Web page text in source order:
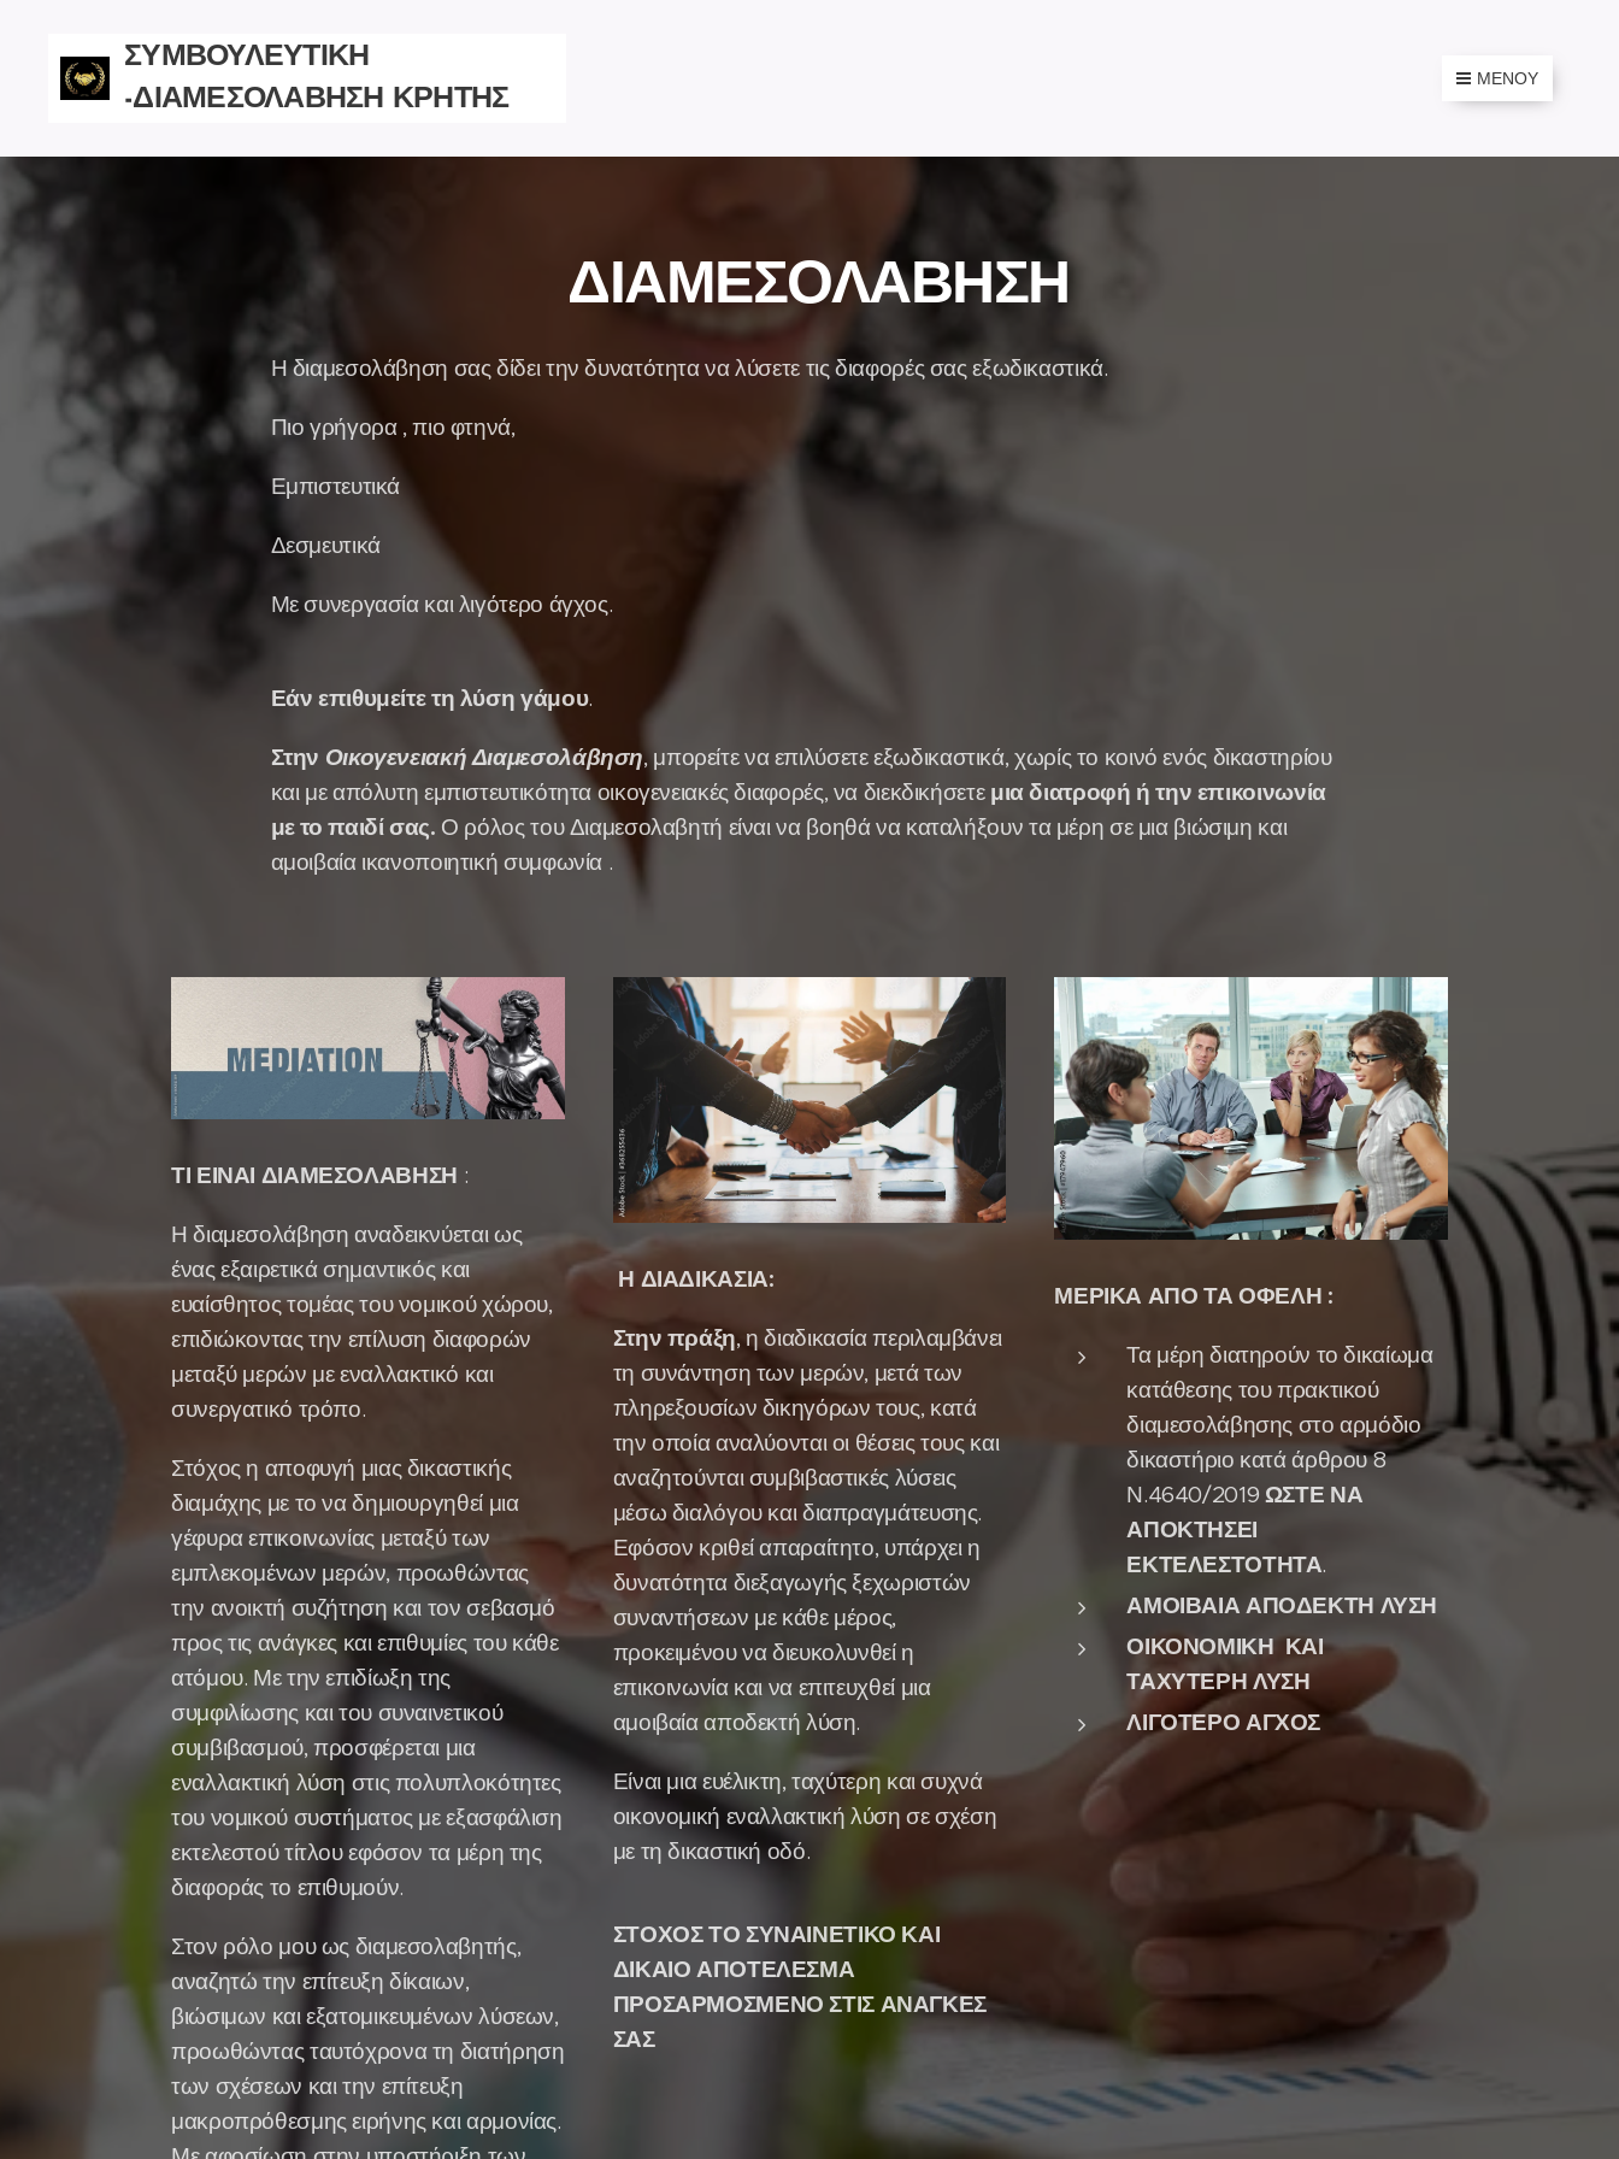
ΣΥΜΒΟΥΛΕΥΤΙΚΗ
-ΔΙΑΜΕΣΟΛΑΒΗΣΗ ΚΡΗΤΗΣ
ΜΕΝΟΎ
ΔΙΑΜΕΣΟΛΑΒΗΣΗ
Η διαμεσολάβηση σας δίδει την δυνατότητα να λύσετε τις διαφορές σας εξωδικαστικά.
Πιο γρήγορα , πιο φτηνά,
Εμπιστευτικά
Δεσμευτικά
Με συνεργασία και λιγότερο άγχος.
Εάν επιθυμείτε τη λύση γάμου.
Στην Οικογενειακή Διαμεσολάβηση, μπορείτε να επιλύσετε εξωδικαστικά, χωρίς το κοινό ενός δικαστηρίου
και με απόλυτη εμπιστευτικότητα οικογενειακές διαφορές, να διεκδικήσετε μια διατροφή ή την επικοινωνία
με το παιδί σας. Ο ρόλος του Διαμεσολαβητή είναι να βοηθά να καταλήξουν τα μέρη σε μια βιώσιμη και
αμοιβαία ικανοποιητική συμφωνία .
ΤΙ ΕΙΝΑΙ ΔΙΑΜΕΣΟΛΑΒΗΣΗ :
Η διαμεσολάβηση αναδεικνύεται ως
ένας εξαιρετικά σημαντικός και
ευαίσθητος τομέας του νομικού χώρου,
επιδιώκοντας την επίλυση διαφορών
μεταξύ μερών με εναλλακτικό και
συνεργατικό τρόπο.
Στόχος η αποφυγή μιας δικαστικής
διαμάχης με το να δημιουργηθεί μια
γέφυρα επικοινωνίας μεταξύ των
εμπλεκομένων μερών, προωθώντας
την ανοικτή συζήτηση και τον σεβασμό
προς τις ανάγκες και επιθυμίες του κάθε
ατόμου. Με την επιδίωξη της
συμφιλίωσης και του συναινετικού
συμβιβασμού, προσφέρεται μια
εναλλακτική λύση στις πολυπλοκότητες
του νομικού συστήματος με εξασφάλιση
εκτελεστού τίτλου εφόσον τα μέρη της
διαφοράς το επιθυμούν.
Στον ρόλο μου ως διαμεσολαβητής,
αναζητώ την επίτευξη δίκαιων,
βιώσιμων και εξατομικευμένων λύσεων,
προωθώντας ταυτόχρονα τη διατήρηση
των σχέσεων και την επίτευξη
μακροπρόθεσμης ειρήνης και αρμονίας.
Η ΔΙΑΔΙΚΑΣΙΑ:
Στην πράξη, η διαδικασία περιλαμβάνει
τη συνάντηση των μερών, μετά των
πληρεξουσίων δικηγόρων τους, κατά
την οποία αναλύονται οι θέσεις τους και
αναζητούνται συμβιβαστικές λύσεις
μέσω διαλόγου και διαπραγμάτευσης.
Εφόσον κριθεί απαραίτητο, υπάρχει η
δυνατότητα διεξαγωγής ξεχωριστών
συναντήσεων με κάθε μέρος,
προκειμένου να διευκολυνθεί η
επικοινωνία και να επιτευχθεί μια
αμοιβαία αποδεκτή λύση.
Είναι μια ευέλικτη, ταχύτερη και συχνά
οικονομική εναλλακτική λύση σε σχέση
με τη δικαστική οδό.
ΣΤΟΧΟΣ ΤΟ ΣΥΝΑΙΝΕΤΙΚΟ ΚΑΙ
ΔΙΚΑΙΟ ΑΠΟΤΕΛΕΣΜΑ
ΠΡΟΣΑΡΜΟΣΜΕΝΟ ΣΤΙΣ ΑΝΑΓΚΕΣ
ΣΑΣ
ΜΕΡΙΚΑ ΑΠΟ ΤΑ ΟΦΕΛΗ :
Τα μέρη διατηρούν το δικαίωμα
κατάθεσης του πρακτικού
διαμεσολάβησης στο αρμόδιο
δικαστήριο κατά άρθρου 8
Ν.4640/2019 ΩΣΤΕ ΝΑ
ΑΠΟΚΤΗΣΕΙ
ΕΚΤΕΛΕΣΤΟΤΗΤΑ.
ΑΜΟΙΒΑΙΑ ΑΠΟΔΕΚΤΗ ΛΥΣΗ
ΟΙΚΟΝΟΜΙΚΗ ΚΑΙ
ΤΑΧΥΤΕΡΗ ΛΥΣΗ
ΛΙΓΟΤΕΡΟ ΑΓΧΟΣ